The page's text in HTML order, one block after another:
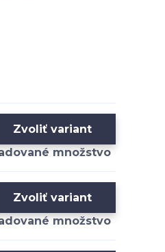
Zvoliť variant
Zvoliť variant